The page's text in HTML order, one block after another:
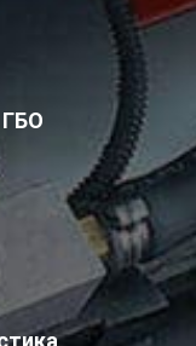
ГБО